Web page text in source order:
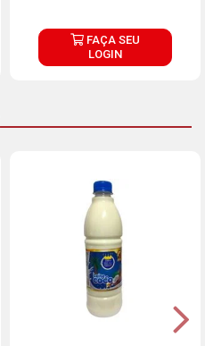
FAÇA SEU
LOGIN